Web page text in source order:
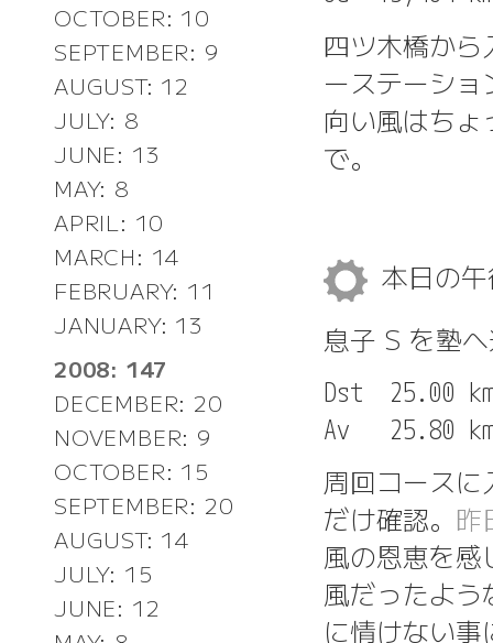
OCTOBER: 10
SEPTEMBER: 9
AUGUST: 12
JULY: 8
JUNE: 13
MAY: 8
APRIL: 10
MARCH: 14
FEBRUARY: 11
JANUARY: 13
2008: 147
DECEMBER: 20
NOVEMBER: 9
OCTOBER: 15
SEPTEMBER: 20
AUGUST: 14
JULY: 15
JUNE: 12
四ツ木橋か
ーステーシ
向い風はち
で。
本日の
息子 S を塾
Dst  25.00
周回コース
だけ確認。 昨
風の恩恵を
風だったよ
に情けない